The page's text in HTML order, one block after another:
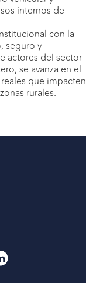
internos de
con la
seguro y
actores del sector
se avanza en el
que impacten
rurales.